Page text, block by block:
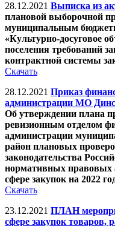
28.12.2021 Выписка из
плановой выборочной
муниципальным
«Культурно-досуговое
поселения требований
контрактной системы
Скачать
28.12.2021 Приказ
администрации МО
Об утверждении плана
ревизионным отделом
администрации
район плановых
законодательства
нормативных правовых
сфере закупок на 2022
Скачать
23.12.2021 ПЛАН
сфере закупок товаров,